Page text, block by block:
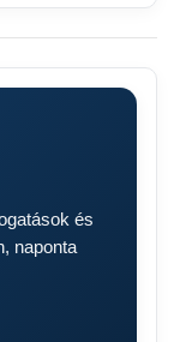
és
naponta